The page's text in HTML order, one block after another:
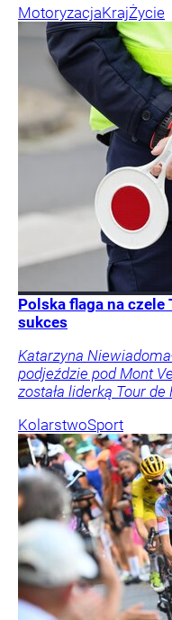
MotoryzacjaKrajŻycie
Polska flaga na czele
sukces
Katarzyna
podjeździe pod Mont
została liderką Tour de
KolarstwoSport